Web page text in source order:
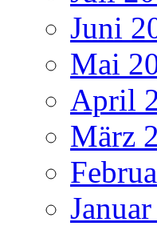
Juni
Mai
April
März